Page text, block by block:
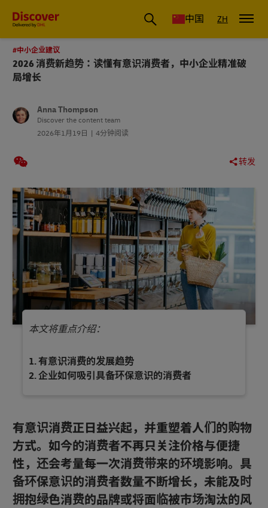
国际物流_国际快递_国际运输物流公司 中国 ZH
#中小企业建议
2026 消费新趋势：读懂有意识消费者，中小企业精准破
局增长
Anna Thompson
Discover the content team
2026年1月19日
4分钟阅读
转发
本文将重点介绍：
有意识消费的发展趋势
企业如何吸引具备环保意识的消费者
有意识消费正日益兴起，并重塑着人们的购物
方式。如今的消费者不再只关注价格与便捷
性，还会考量每一次消费带来的环境影响。具
备环保意识的消费者数量不断增长，未能及时
拥抱绿色消费的品牌或将面临被市场淘汰的风